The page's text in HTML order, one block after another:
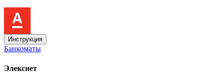
Инструкция
Банкоматы
Элекснет